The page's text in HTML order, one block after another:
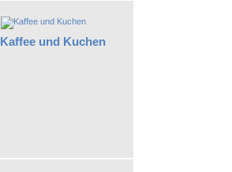
Kaffee und Kuchen